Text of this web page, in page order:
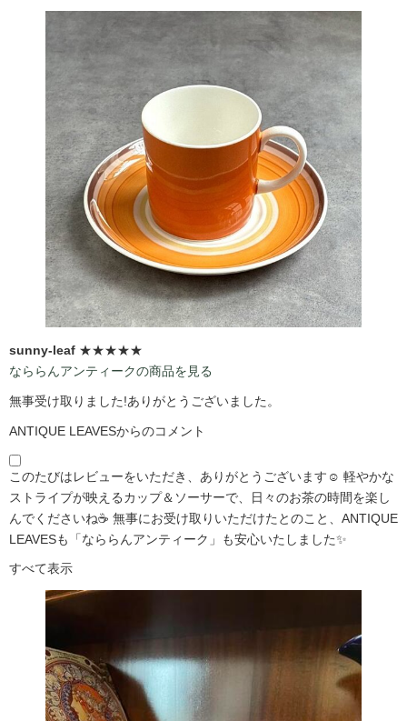
sunny-leaf ★★★★★
なららんアンティークの商品を見る
無事受け取りました!ありがとうございました。
ANTIQUE LEAVESからのコメント
このたびはレビューをいただき、ありがとうございます☺️ 軽やかな
ストライプが映えるカップ＆ソーサーで、日々のお茶の時間を楽し
んでくださいね☕ 無事にお受け取りいただけたとのこと、ANTIQUE
LEAVESも「なららんアンティーク」も安心いたしました✨
すべて表示